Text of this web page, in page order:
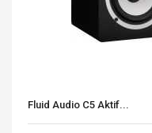
Fluid Audio C5 Aktif...